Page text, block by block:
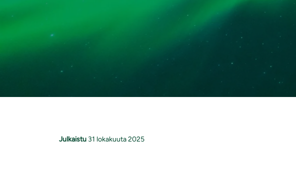
Julkaistu 31 lokakuuta 2025